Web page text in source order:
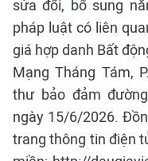
sửa đổi, bổ sung
pháp luật có liên
giá hợp danh Bất
Mạng Tháng Tám,
thư bảo đảm
ngày 15/6/2026.
trang thông tin điện